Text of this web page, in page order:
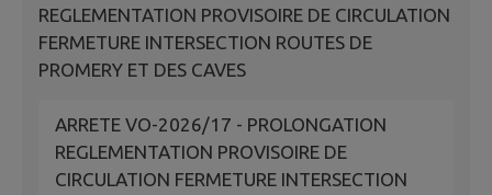
REGLEMENTATION PROVISOIRE DE CIRCULATION
FERMETURE INTERSECTION ROUTES DE
PROMERY ET DES CAVES
ARRETE VO-2026/17 - PROLONGATION
REGLEMENTATION PROVISOIRE DE
CIRCULATION FERMETURE INTERSECTION